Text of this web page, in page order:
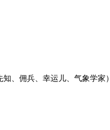
、佣兵、幸运儿、气象学家）